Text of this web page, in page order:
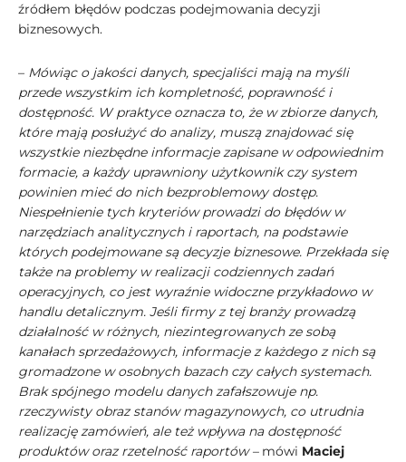
źródłem błędów podczas podejmowania decyzji
biznesowych.
– Mówiąc o jakości danych, specjaliści mają na myśli
przede wszystkim ich kompletność, poprawność i
dostępność. W praktyce oznacza to, że w zbiorze danych,
które mają posłużyć do analizy, muszą znajdować się
wszystkie niezbędne informacje zapisane w odpowiednim
formacie, a każdy uprawniony użytkownik czy system
powinien mieć do nich bezproblemowy dostęp.
Niespełnienie tych kryteriów prowadzi do błędów w
narzędziach analitycznych i raportach, na podstawie
których podejmowane są decyzje biznesowe. Przekłada się
także na problemy w realizacji codziennych zadań
operacyjnych, co jest wyraźnie widoczne przykładowo w
handlu detalicznym. Jeśli firmy z tej branży prowadzą
działalność w różnych, niezintegrowanych ze sobą
kanałach sprzedażowych, informacje z każdego z nich są
gromadzone w osobnych bazach czy całych systemach.
Brak spójnego modelu danych zafałszowuje np.
rzeczywisty obraz stanów magazynowych, co utrudnia
realizację zamówień, ale też wpływa na dostępność
produktów oraz rzetelność raportów –mówi Maciej